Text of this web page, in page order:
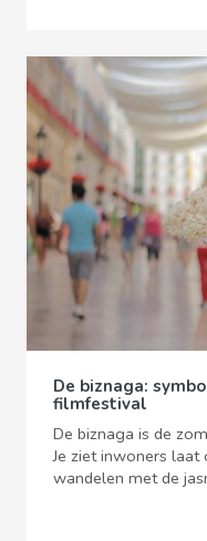
De biznaga:
filmfestival
De biznaga is de
Je ziet inwoners
wandelen met de